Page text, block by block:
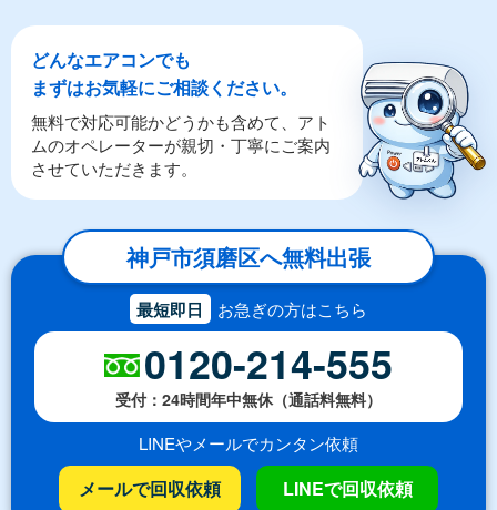
どんなエアコンでも
まずはお気軽にご相談ください。
無料で対応可能かどうかも含めて、アト
ムのオペレーターが親切・丁寧にご案内
させていただきます。
神戸市須磨区へ無料出張
最短即日 お急ぎの方はこちら
0120-214-555
受付：24時間年中無休（通話料無料）
LINEやメールでカンタン依頼
メールで回収依頼 LINEで回収依頼